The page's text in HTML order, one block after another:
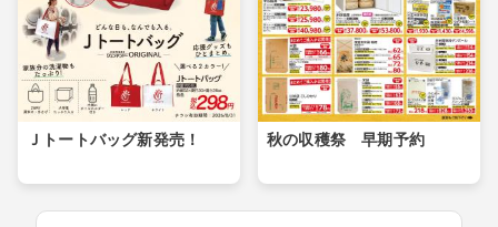
Ｊトートバッグ新発売！ 秋の収穫祭 早期予約